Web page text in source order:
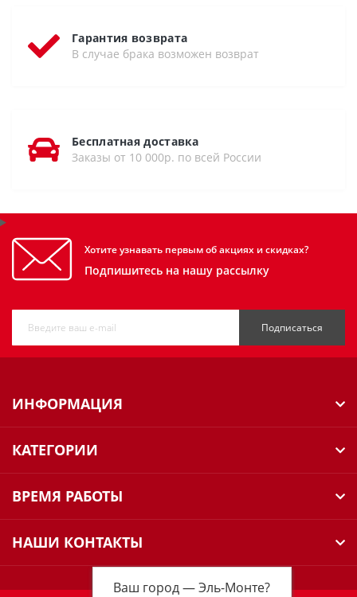
Ваш город —Эль-Монте?
Гарантия возврата
В случае брака возможен возврат
Бесплатная доставка
Заказы от 10 000р. по всей России
Хотите узнавать первым об акциях и скидках?
Подпишитесь на нашу рассылку
Подписаться
ИНФОРМАЦИЯ
КАТЕГОРИИ
ВРЕМЯ РАБОТЫ
НАШИ КОНТАКТЫ